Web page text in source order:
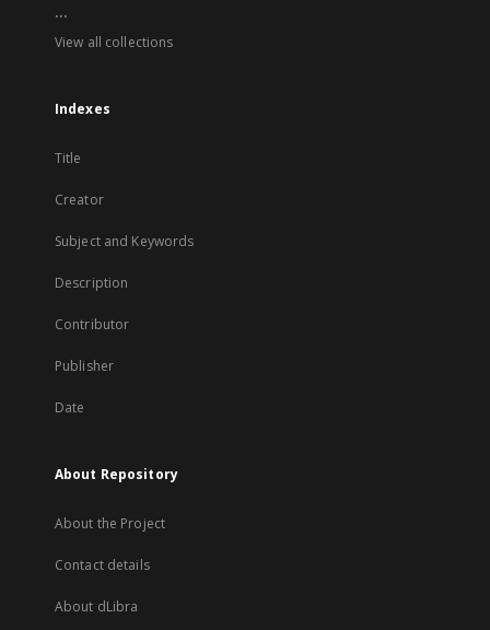
...
View all collections
Indexes
Title
Creator
Subject and Keywords
Description
Contributor
Publisher
Date
About Repository
About the Project
Contact details
About dLibra